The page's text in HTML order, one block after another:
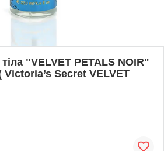
"VELVET PETALS NOIR"
Secret VELVET